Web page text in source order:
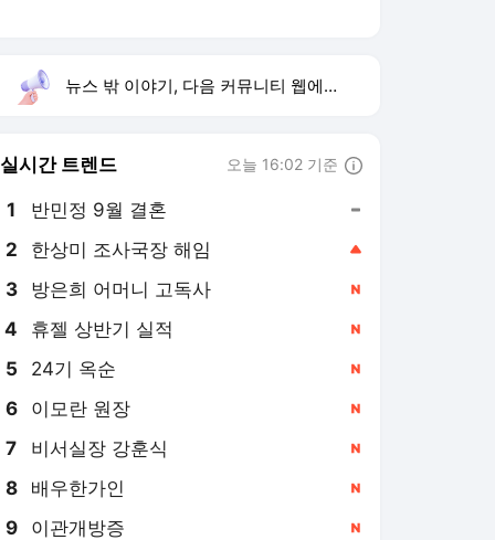
뉴스 밖 이야기, 다음 커뮤니티 웹에서 보기
실시간 트렌드 오늘 16:02 기준
1 반민정 9월 결혼
2 한상미 조사국장 해임
3 방은희 어머니 고독사
4 휴젤 상반기 실적
5 24기 옥순
6 이모란 원장
7 비서실장 강훈식
8 배우한가인
9 이관개방증